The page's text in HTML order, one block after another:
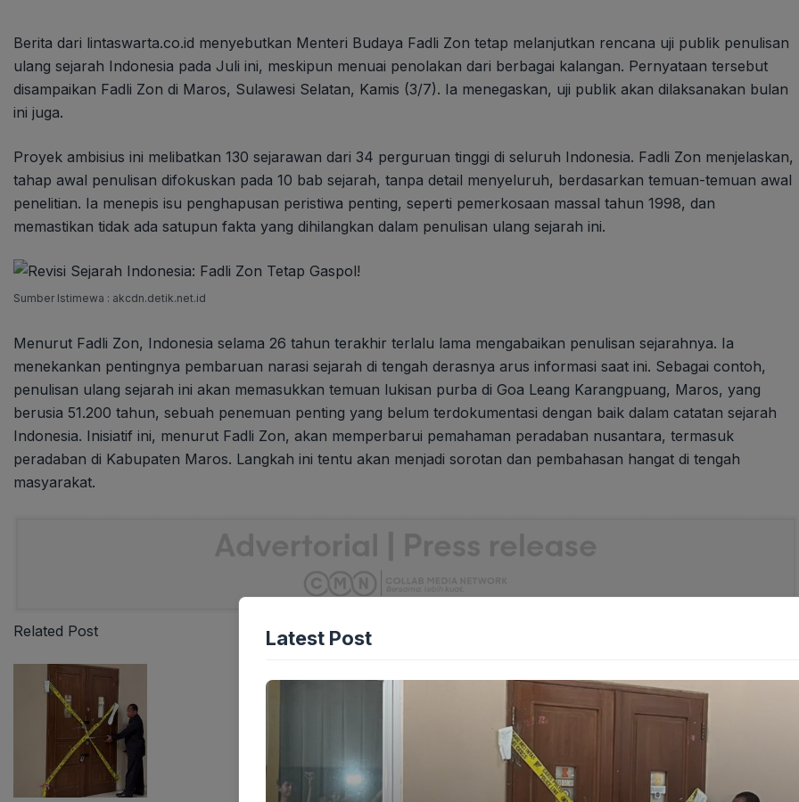
Berita dari lintaswarta.co.id menyebutkan Menteri Budaya Fadli Zon tetap melanjutkan rencana uji publik penulisan
ulang sejarah Indonesia pada Juli ini, meskipun menuai penolakan dari berbagai kalangan. Pernyataan tersebut
disampaikan Fadli Zon di Maros, Sulawesi Selatan, Kamis (3/7). Ia menegaskan, uji publik akan dilaksanakan bulan
ini juga.
Proyek ambisius ini melibatkan 130 sejarawan dari 34 perguruan tinggi di seluruh Indonesia. Fadli Zon menjelaskan,
tahap awal penulisan difokuskan pada 10 bab sejarah, tanpa detail menyeluruh, berdasarkan temuan-temuan awal
penelitian. Ia menepis isu penghapusan peristiwa penting, seperti pemerkosaan massal tahun 1998, dan
memastikan tidak ada satupun fakta yang dihilangkan dalam penulisan ulang sejarah ini.
Sumber Istimewa : akcdn.detik.net.id
Menurut Fadli Zon, Indonesia selama 26 tahun terakhir terlalu lama mengabaikan penulisan sejarahnya. Ia
menekankan pentingnya pembaruan narasi sejarah di tengah derasnya arus informasi saat ini. Sebagai contoh,
penulisan ulang sejarah ini akan memasukkan temuan lukisan purba di Goa Leang Karangpuang, Maros, yang
berusia 51.200 tahun, sebuah penemuan penting yang belum terdokumentasi dengan baik dalam catatan sejarah
Indonesia. Inisiatif ini, menurut Fadli Zon, akan memperbarui pemahaman peradaban nusantara, termasuk
peradaban di Kabupaten Maros. Langkah ini tentu akan menjadi sorotan dan pembahasan hangat di tengah
masyarakat.
Related Post Latest Post